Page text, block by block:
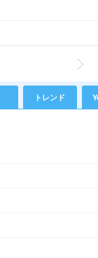
トレンド